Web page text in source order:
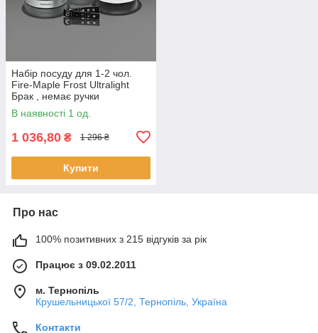
Набір посуду для 1-2 чол.
Fire-Maple Frost Ultralight
Брак , немає ручки
В наявності 1 од.
1 036,80 ₴ 1 296 ₴
Купити
Про нас
100% позитивних з 215 відгуків за рік
Працює з 09.02.2011
м. Тернопіль
Крушельницької 57/2, Тернопіль, Україна
Контакти